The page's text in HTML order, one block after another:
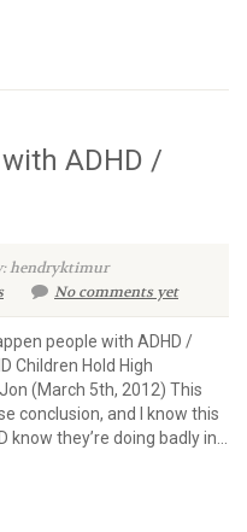
ADHD /
hendryktimur
No comments yet
people with ADHD /
Children Hold High
(March 5th, 2012) This
conclusion, and I know this
they’re doing badly in...